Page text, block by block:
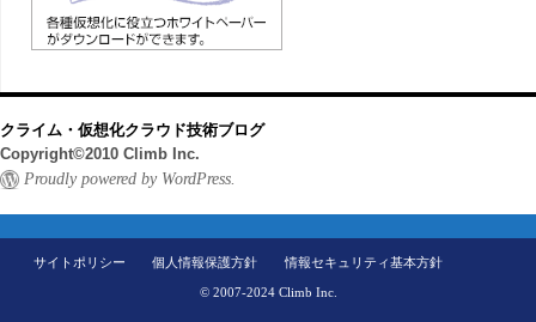
クライム・仮想化クラウド技術ブログ
Copyright©2010 Climb Inc.
Proudly powered by WordPress.
サイトポリシー 個人情報保護方針 情報セキュリティ基本方針
© 2007-2024 Climb Inc.